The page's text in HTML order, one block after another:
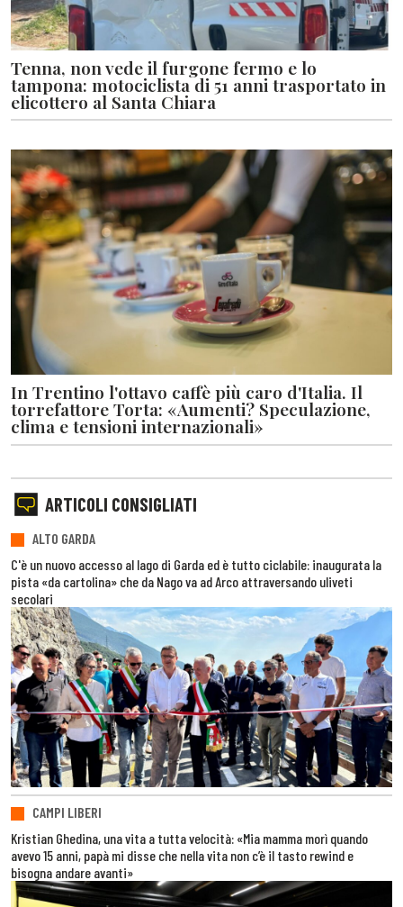
Tenna, non vede il furgone fermo e lo
tampona: motociclista di 51 anni trasportato in
elicottero al Santa Chiara
In Trentino l'ottavo caffè più caro d'Italia. Il
torrefattore Torta: «Aumenti? Speculazione,
clima e tensioni internazionali»
ARTICOLI CONSIGLIATI
ALTO GARDA
C'è un nuovo accesso al lago di Garda ed è tutto ciclabile: inaugurata la
pista «da cartolina» che da Nago va ad Arco attraversando uliveti
secolari
CAMPI LIBERI
Kristian Ghedina, una vita a tutta velocità: «Mia mamma morì quando
avevo 15 anni, papà mi disse che nella vita non c’è il tasto rewind e
bisogna andare avanti»